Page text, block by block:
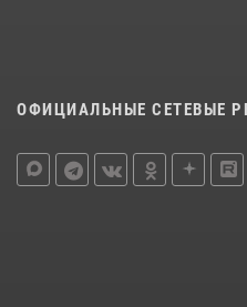
ОФИЦИАЛЬНЫЕ СЕТЕВЫЕ